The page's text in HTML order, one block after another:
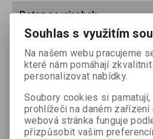
Dotaz na výrobek
Váš dotaz *
Souhlas s využitím
Na našem webu pracujeme
které nám pomáhají
personalizovat nabídky.
Soubory cookies si
prohlížeči na daném zařízení
webová stránka funguje
přizpůsobit vašim